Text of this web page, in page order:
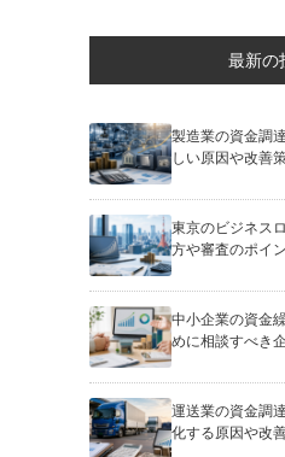
最新の
製造業の資金調
しい原因や改善
東京のビジネス
方や審査のポイ
中小企業の資金
めに相談すべき
運送業の資金調
化する原因や改